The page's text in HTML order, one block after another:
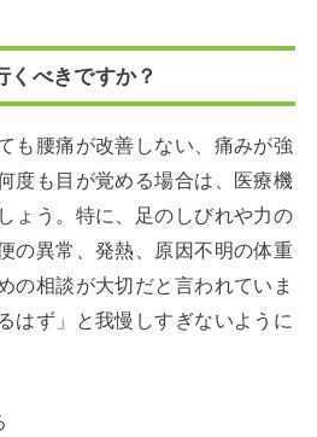
くべきですか？
も腰痛が改善しない、痛みが強
度も目が覚める場合は、医療機
ょう。特に、足のしびれや力の
の異常、発熱、原因不明の体重
の相談が大切だと言われていま
はず」と我慢しすぎないように